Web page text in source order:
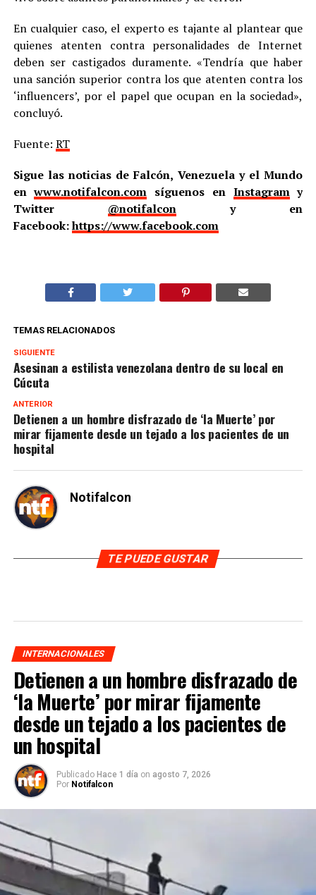
En cualquier caso, el experto es tajante al plantear que
quienes atenten contra personalidades de Internet
deben ser castigados duramente. «Tendría que haber
una sanción superior contra los que atenten contra los
‘influencers’, por el papel que ocupan en la sociedad»,
concluyó.
Fuente: RT
Sigue las noticias de Falcón, Venezuela y el Mundo
enwww.notifalcon.com síguenos en Instagramy
Twitter @notifalcony en
Facebook:https://www.facebook.com
TEMAS RELACIONADOS
SIGUIENTE
Asesinan a estilista venezolana dentro de su local en
Cúcuta
ANTERIOR
Detienen a un hombre disfrazado de ‘la Muerte’ por
mirar fijamente desde un tejado a los pacientes de un
hospital
Notifalcon
TE PUEDE GUSTAR
INTERNACIONALES
Detienen a un hombre disfrazado de
‘la Muerte’ por mirar fijamente
desde un tejado a los pacientes de
un hospital
Publicado Hace 1 día on agosto 7, 2026
Por Notifalcon